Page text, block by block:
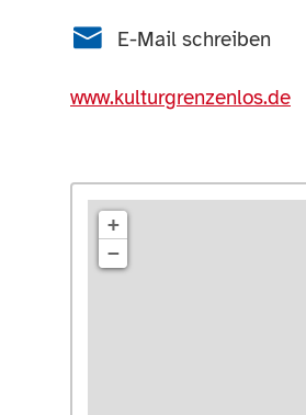
E-Mail schreiben
www.kulturgrenzenlos.de
+
−